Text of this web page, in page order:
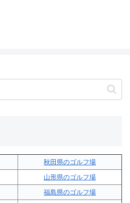
秋田県のゴルフ場
山形県のゴルフ場
福島県のゴルフ場